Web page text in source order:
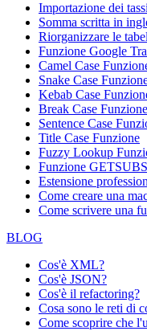
Importazione dei
Somma scritta in
Riorganizzare le
Funzione Google
Camel Case
Snake Case
Kebab Case
Break Case Funzione
Sentence Case
Title Case Funzione
Fuzzy Lookup
Funzione
Estensione
Come creare una
Come scrivere una
BLOG
Cos'è XML?
Cos'è JSON?
Cos'è il refactoring?
Cosa sono le reti di
Come scoprire che